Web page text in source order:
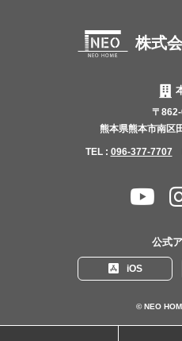
株式
〒
熊本県熊本市南区
TEL : 096-377-7707
ン
ネ
ル
公式
iOS
© NEO